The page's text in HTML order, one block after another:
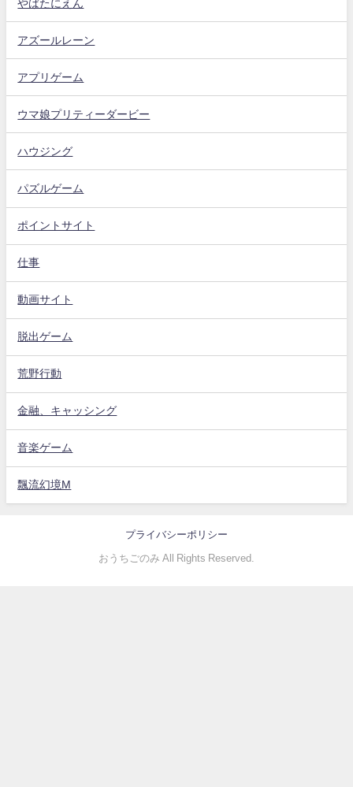
やばたにえん
アズールレーン
アプリゲーム
ウマ娘プリティーダービー
ハウジング
パズルゲーム
ポイントサイト
仕事
動画サイト
脱出ゲーム
荒野行動
金融、キャッシング
音楽ゲーム
飄流幻境M
プライバシーポリシー
おうちごのみ All Rights Reserved.